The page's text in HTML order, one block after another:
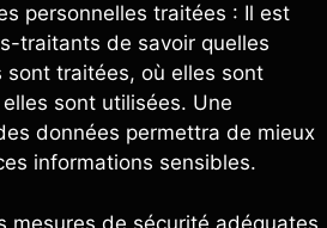
personnelles traitées : Il est
traitants de savoir quelles
sont traitées, où elles sont
sont utilisées. Une
données permettra de mieux
informations sensibles.
mesures de sécurité adéquates